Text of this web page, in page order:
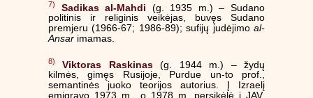
7) Sadikas al-Mahdi (g. 1935 m.) – Sudano
politinis ir religinis veikėjas, buvęs Sudano
premjeru (1966-67; 1986-89); sufijų judėjimo al-
Ansar imamas.
8) Viktoras Raskinas(g. 1944 m.) – žydų
kilmės, gimęs Rusijoje, Purdue un-to prof.,
semantinės juoko teorijos autorius. Į Izraelį
emigravo 1973 m., o 1978 m. persikėlė į JAV.